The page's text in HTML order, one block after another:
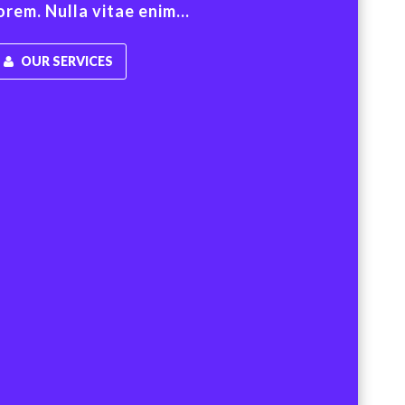
Nulla vitae enim...
OUR SERVICES